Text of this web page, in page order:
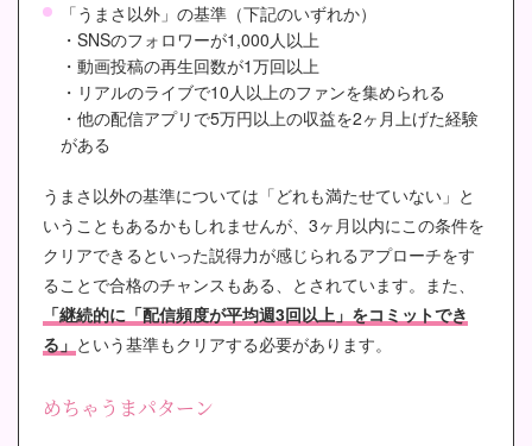
「うまさ以外」の基準（下記のいずれか）
・SNSのフォロワーが1,000人以上
・動画投稿の再生回数が1万回以上
・リアルのライブで10人以上のファンを集められる
・他の配信アプリで5万円以上の収益を2ヶ月上げた経験
がある
うまさ以外の基準については「どれも満たせていない」と
いうこともあるかもしれませんが、3ヶ月以内にこの条件を
クリアできるといった説得力が感じられるアプローチをす
ることで合格のチャンスもある、とされています。また、
「継続的に「配信頻度が平均週3回以上」をコミットでき
る」 という基準もクリアする必要があります。
めちゃうまパターン